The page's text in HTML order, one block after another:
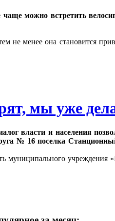
можно встретить
менее она становится
мы уже
власти и населения
№ 16 поселка
учреждения